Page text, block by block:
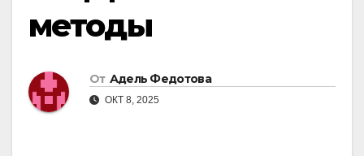
методы
От Адель Федотова
ОКТ 8, 2025